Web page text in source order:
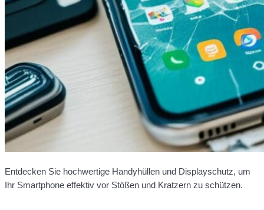
Entdecken Sie hochwertige Handyhüllen und Displayschutz, um
Ihr Smartphone effektiv vor Stößen und Kratzern zu schützen.